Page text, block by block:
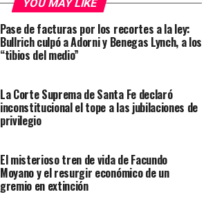
YOU MAY LIKE
Pase de facturas por los recortes a la ley:
Bullrich culpó a Adorni y Benegas Lynch, a los
“tibios del medio”
La Corte Suprema de Santa Fe declaró
inconstitucional el tope a las jubilaciones de
privilegio
El misterioso tren de vida de Facundo
Moyano y el resurgir económico de un
gremio en extinción